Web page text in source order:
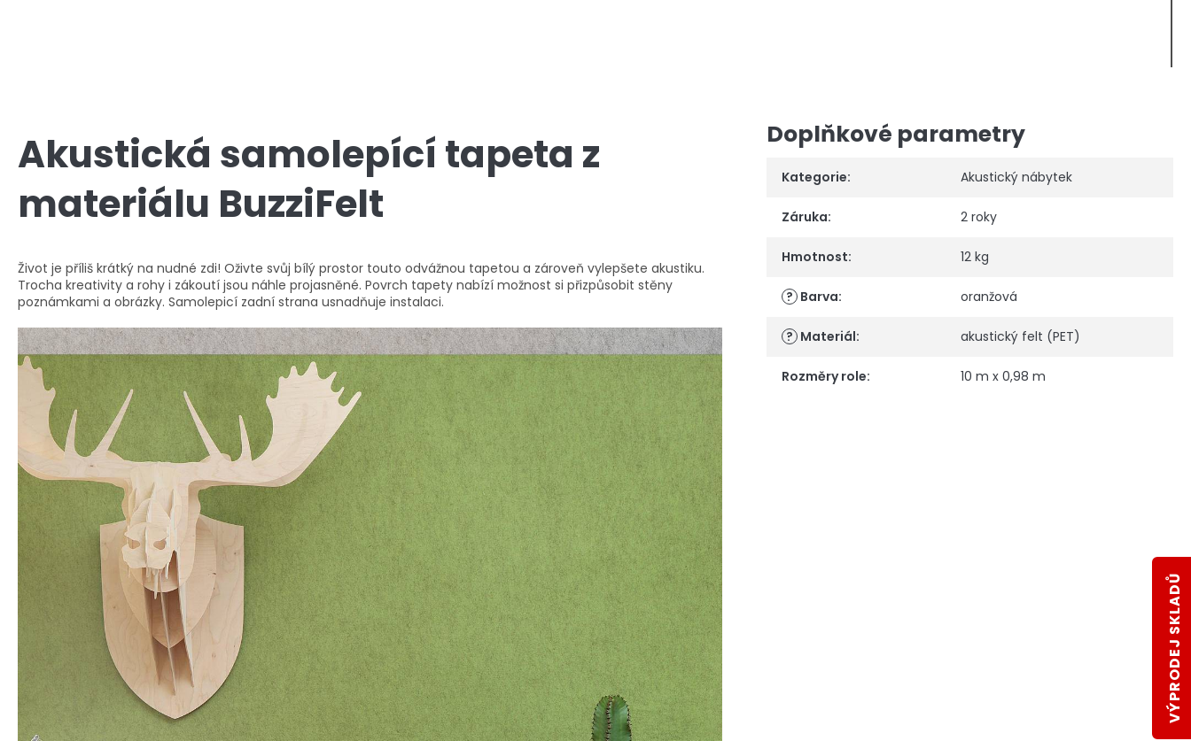
Akustická samolepící tapeta z
materiálu BuzziFelt
Život je příliš krátký na nudné zdi! Oživte svůj bílý prostor touto odvážnou tapetou a zároveň vylepšete akustiku.
Trocha kreativity a rohy i zákoutí jsou náhle projasněné. Povrch tapety nabízí možnost si přizpůsobit stěny
poznámkami a obrázky. Samolepicí zadní strana usnadňuje instalaci.
Doplňkové parametry
Kategorie: Akustický nábytek
Záruka: 2 roky
Hmotnost: 12 kg
? Barva: oranžová
? Materiál: akustický felt (PET)
Rozměry role: 10 m x 0,98 m
VÝPRODEJ SKLADŮ